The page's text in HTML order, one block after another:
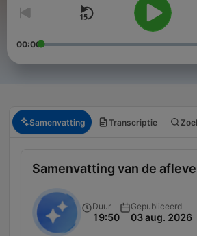
00:00
Samenvatting Transcriptie
Samenvatting van de
Duur
19:50
Gepubliceerd
03 aug. 2026